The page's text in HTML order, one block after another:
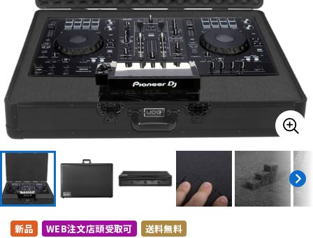
管楽器 その他楽器
アンプ エフェクター
DJ機器 DTM
DTM オンライン納品
楽器アクセサリ
新品 WEB注文店頭受取可 送料無料